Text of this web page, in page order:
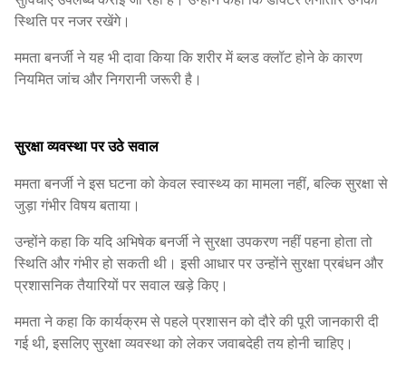
स्थिति पर नजर रखेंगे।
ममता बनर्जी ने यह भी दावा किया कि शरीर में ब्लड क्लॉट होने के कारण
नियमित जांच और निगरानी जरूरी है।
सुरक्षा व्यवस्था पर उठे सवाल
ममता बनर्जी ने इस घटना को केवल स्वास्थ्य का मामला नहीं, बल्कि सुरक्षा से
जुड़ा गंभीर विषय बताया।
उन्होंने कहा कि यदि अभिषेक बनर्जी ने सुरक्षा उपकरण नहीं पहना होता तो
स्थिति और गंभीर हो सकती थी। इसी आधार पर उन्होंने सुरक्षा प्रबंधन और
प्रशासनिक तैयारियों पर सवाल खड़े किए।
ममता ने कहा कि कार्यक्रम से पहले प्रशासन को दौरे की पूरी जानकारी दी
गई थी, इसलिए सुरक्षा व्यवस्था को लेकर जवाबदेही तय होनी चाहिए।